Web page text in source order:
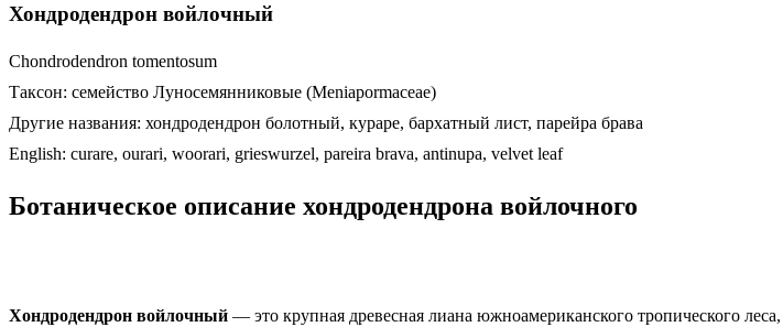
Хондродендрон войлочный
Chondrodendron tomentosum
Таксон: семейство Луносемянниковые (Meniapormaceae)
Другие названия: хондродендрон болотный, кураре, бархатный лист, парейра брава
English: сurare, ourari, woorari, grieswurzel, pareira brava, antinupa, velvet leaf
Ботаническое описание хондродендрона войлочного
Хондродендрон войлочный — это крупная древесная лиана южноамериканского тропического